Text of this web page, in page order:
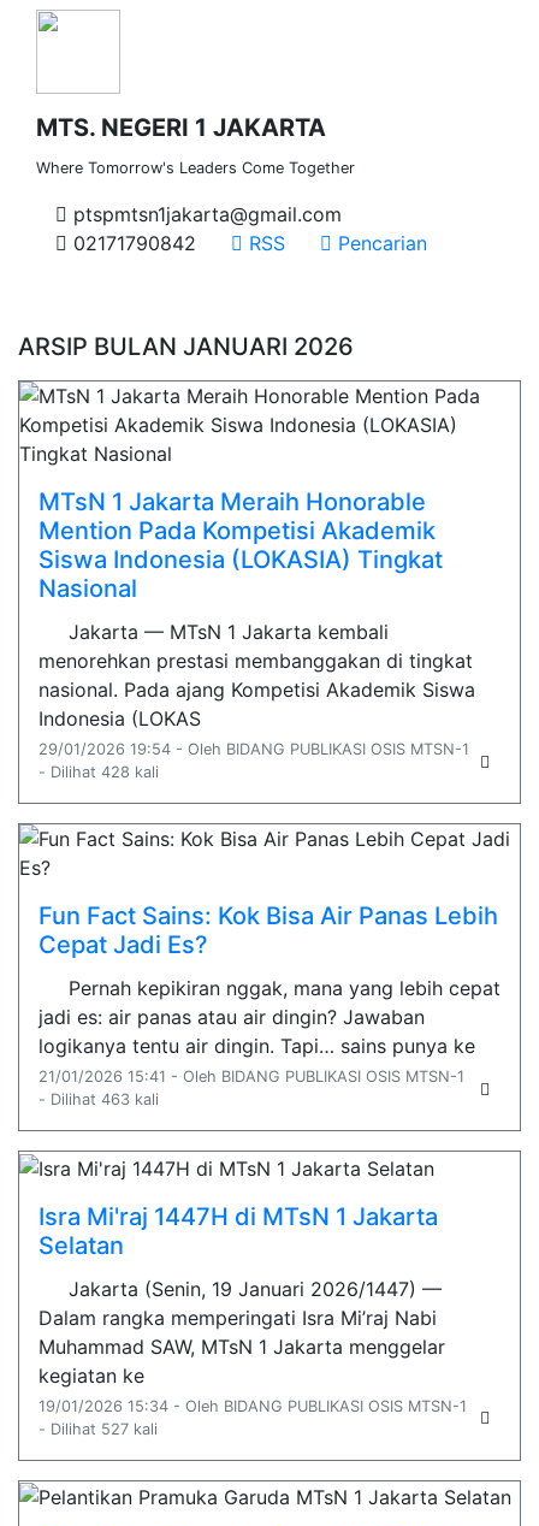
MTS. NEGERI 1 JAKARTA
Where Tomorrow's Leaders Come Together
ptspmtsn1jakarta@gmail.com
02171790842
RSS Pencarian
ARSIP BULAN JANUARI 2026
MTsN 1 Jakarta Meraih Honorable
Mention Pada Kompetisi Akademik
Siswa Indonesia (LOKASIA) Tingkat
Nasional
Jakarta — MTsN 1 Jakarta kembali
menorehkan prestasi membanggakan di tingkat
nasional. Pada ajang Kompetisi Akademik Siswa
Indonesia (LOKAS
29/01/2026 19:54 - Oleh BIDANG PUBLIKASI OSIS MTSN-1
- Dilihat 428 kali
Fun Fact Sains: Kok Bisa Air Panas Lebih
Cepat Jadi Es?
Pernah kepikiran nggak, mana yang lebih cepat
jadi es: air panas atau air dingin? Jawaban
logikanya tentu air dingin. Tapi… sains punya ke
21/01/2026 15:41 - Oleh BIDANG PUBLIKASI OSIS MTSN-1
- Dilihat 463 kali
Isra Mi'raj 1447H di MTsN 1 Jakarta
Selatan
Jakarta (Senin, 19 Januari 2026/1447) —
Dalam rangka memperingati Isra Mi’raj Nabi
Muhammad SAW, MTsN 1 Jakarta menggelar
kegiatan ke
19/01/2026 15:34 - Oleh BIDANG PUBLIKASI OSIS MTSN-1
- Dilihat 527 kali